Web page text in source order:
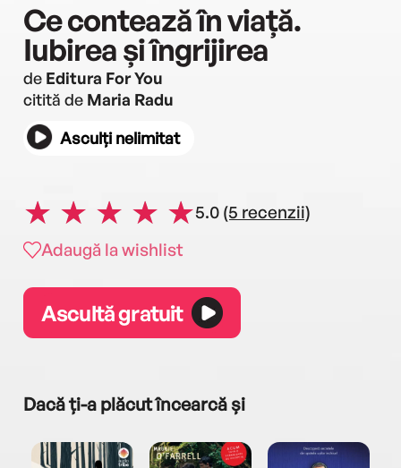
Ce contează în viață.
Iubirea și îngrijirea
de Editura For You
citită de Maria Radu
Asculți nelimitat
5.0 (5 recenzii)
Adaugă la wishlist
Ascultă gratuit
Dacă ți-a plăcut încearcă și